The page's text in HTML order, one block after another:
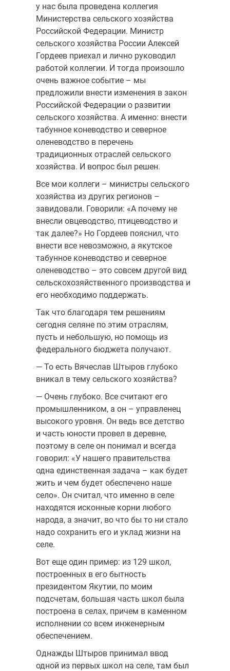
у нас была проведена коллегия
Министерства сельского хозяйства
Российской Федерации. Министр
сельского хозяйства России Алексей
Гордеев приехал и лично руководил
работой коллегии. И тогда произошло
очень важное событие – мы
предложили внести изменения в закон
Российской Федерации о развитии
сельского хозяйства. А именно: внести
табунное коневодство и северное
оленеводство в перечень
традиционных отраслей сельского
хозяйства. И вопрос был решен.
Все мои коллеги – министры сельского
хозяйства из других регионов –
завидовали. Говорили: «А почему не
внесли овцеводство, птицеводство и
так далее?» Но Гордеев пояснил, что
внести все невозможно, а якутское
табунное коневодство и северное
оленеводство – это совсем другой вид
сельскохозяйственного производства и
его необходимо поддержать.
Так что благодаря тем решениям
сегодня селяне по этим отраслям,
пусть и небольшую, но помощь из
федерального бюджета получают.
— То есть Вячеслав Штыров глубоко
вникал в тему сельского хозяйства?
— Очень глубоко. Все считают его
промышленником, а он – управленец
высокого уровня. Он ведь все детство
и часть юности провел в деревне,
поэтому в селе он понимал и всегда
говорил: «У нашего правительства
одна единственная задача – как будет
жить и чем будет обеспечено наше
село». Он считал, что именно в селе
находятся исконные корни любого
народа, а значит, во что бы то ни стало
надо сохранить его и уклад жизни на
селе.
Вот еще один пример: из 129 школ,
построенных в его бытность
президентом Якутии, по моим
подсчетам, большая часть школ была
построена в селах, причем в каменном
исполнении со всем инженерным
обеспечением.
Однажды Штыров принимал ввод
одной из первых школ на селе, там был